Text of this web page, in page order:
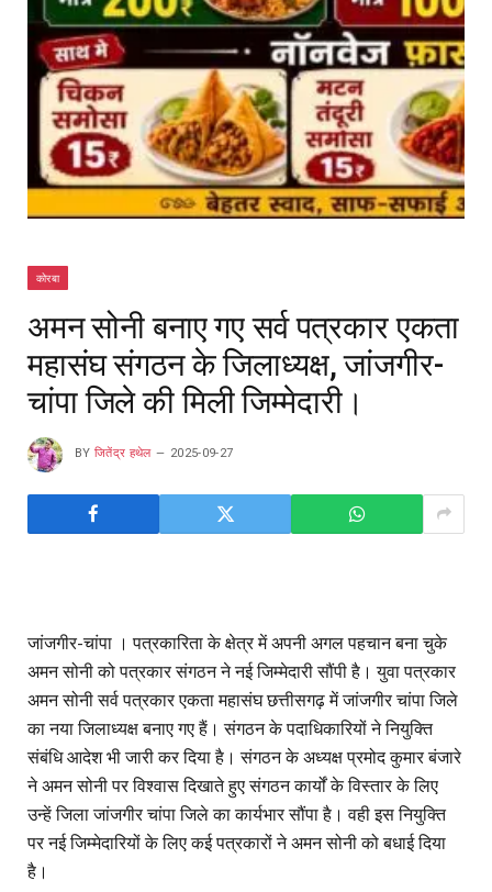
कोरबा
अमन सोनी बनाए गए सर्व पत्रकार एकता
महासंघ संगठन के जिलाध्यक्ष, जांजगीर-
चांपा जिले की मिली जिम्मेदारी।
BY जितेंद्र हथेल 2025-09-27
जांजगीर-चांपा । पत्रकारिता के क्षेत्र में अपनी अगल पहचान बना चुके
अमन सोनी को पत्रकार संगठन ने नई जिम्मेदारी सौंपी है। युवा पत्रकार
अमन सोनी सर्व पत्रकार एकता महासंघ छत्तीसगढ़ में जांजगीर चांपा जिले
का नया जिलाध्यक्ष बनाए गए हैं। संगठन के पदाधिकारियों ने नियुक्ति
संबंधि आदेश भी जारी कर दिया है। संगठन के अध्यक्ष प्रमोद कुमार बंजारे
ने अमन सोनी पर विश्वास दिखाते हुए संगठन कार्यों के विस्तार के लिए
उन्हें जिला जांजगीर चांपा जिले का कार्यभार सौंपा है। वही इस नियुक्ति
पर नई जिम्मेदारियों के लिए कई पत्रकारों ने अमन सोनी को बधाई दिया
है।